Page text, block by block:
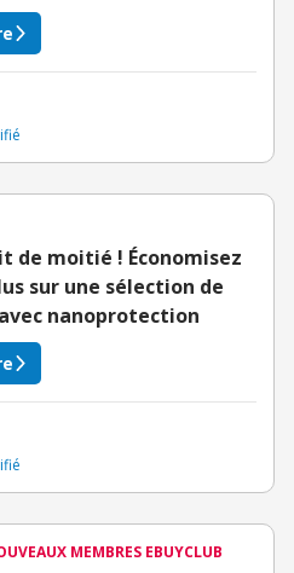
de moitié ! Économisez
sur une sélection de
nanoprotection
MEMBRES EBUYCLUB